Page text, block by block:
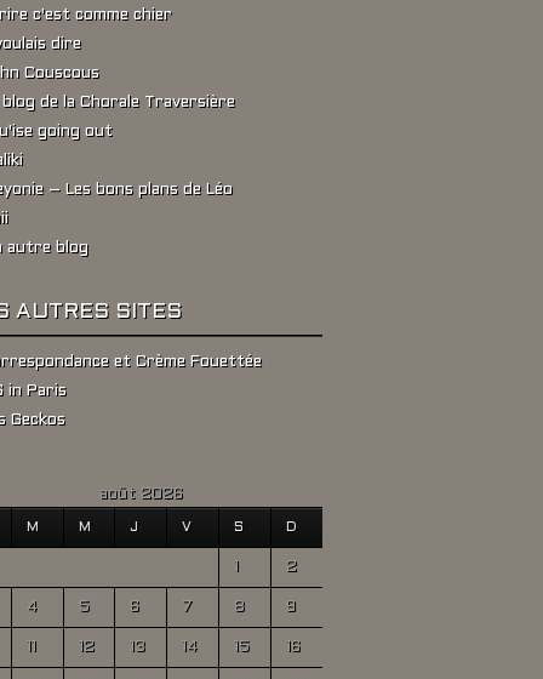
c'est comme chier
dire
Couscous
blog de la Chorale Traversière
going out
– Les bons plans de Léo
autre blog
AUTRES SITES
et Crème Fouettée
in Paris
Geckos
août 2026
M M J V S D
1 2
4 5 6 7 8 9
11 12 13 14 15 16